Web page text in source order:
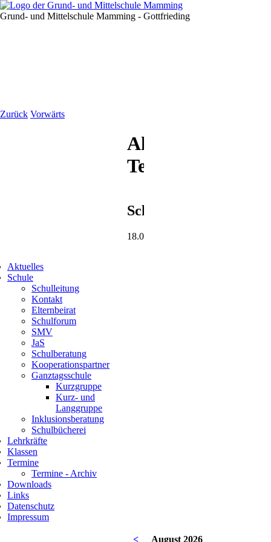
Grund- und Mittelschule Mamming - Gottfrieding
Zurück Vorwärts
Aktuelle
Termine
Schulbücherei
18.06.2020
Aktuelles
Schule
Schulleitung
Kontakt
Elternbeirat
Schulforum
SMV
JaS
Schulberatung
Kooperationspartner
Ganztagsschule
Kurzgruppe
Kurz- und
Langgruppe
Inklusionsberatung
Schulbücherei
Lehrkräfte
Klassen
Termine
Termine - Archiv
Downloads
Links
Datenschutz
Impressum
< August 2026